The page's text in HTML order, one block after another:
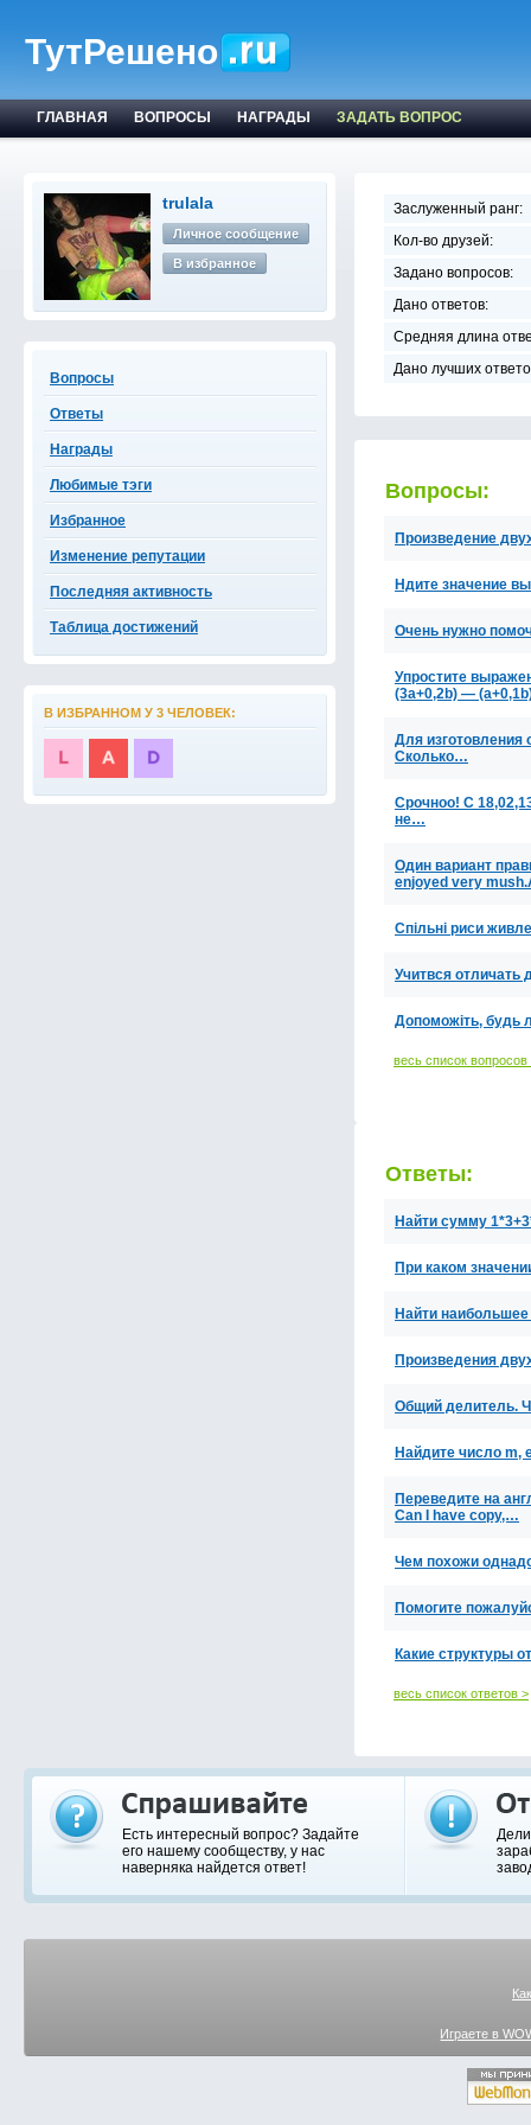
ТутРешено
ГЛАВНАЯ ВОПРОСЫ НАГРАДЫ ЗАДАТЬ ВОПРОС
trulala
Личное сообщение
В избранное
Вопросы
Ответы
Награды
Любимые тэги
Избранное
Изменение репутации
Последняя активность
Таблица достижений
В ИЗБРАННОМ У 3 ЧЕЛОВЕК:
Заслуженный ранг:
Кол-во друзей:
Задано вопросов:
Дано ответов:
Средняя длина
Дано лучших
Вопросы:
Произведение
Ндите значение
Очень нужно
Упростите
(3a+0,2b) —
Для изготовления
Сколько…
Срочноо! С
не…
Один вариант
enjoyed very
Спільні риси
Учитвся отличать
Допоможіть, будь
весь список вопросов
Ответы:
Найти сумму
При каком
Найти
Произведения
Общий делитель.
Найдите число m,
Переведите на
Can I have copy,…
Чем похожи
Помогите
Какие структуры
весь список ответов >
Есть интересный вопрос? Задайте
его нашему сообществу, у нас
наверняка найдется ответ!
Играете в